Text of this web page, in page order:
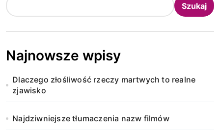
Szukaj
Najnowsze wpisy
Dlaczego złośliwość rzeczy martwych to realne
zjawisko
Najdziwniejsze tłumaczenia nazw filmów